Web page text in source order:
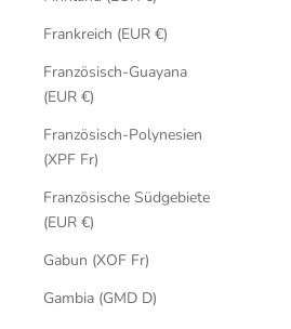
Frankreich (EUR €)
Französisch-Guayana
(EUR €)
Französisch-Polynesien
(XPF Fr)
Französische Südgebiete
(EUR €)
Gabun (XOF Fr)
Gambia (GMD D)